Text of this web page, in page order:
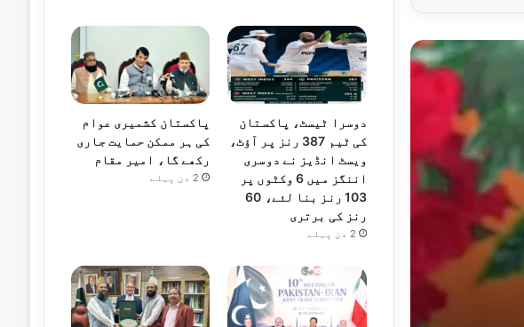
دوسرا ٹیسٹ، پاکستان
کی ٹیم 387 رنز پر آؤٹ،
ویسٹ انڈیز نے دوسری
اننگز میں 6 وکٹوں پر
103 رنز بنا لئے، 60
رنز کی برتری
2 دن پہلے
پاکستان کشمیری عوام
کی ہر ممکن حمایت جاری
رکھے گا، امیر مقام
2 دن پہلے